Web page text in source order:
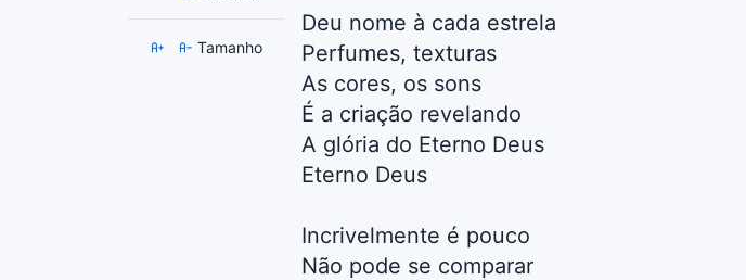
Tamanho
Deu nome à cada estrela
Perfumes, texturas
As cores, os sons
É a criação revelando
A glória do Eterno Deus
Eterno Deus
Incrivelmente é pouco
Não pode se comparar